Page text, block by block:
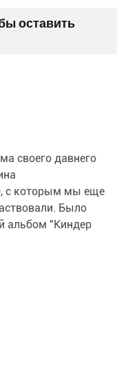
оставить
своего давнего
с которым мы еще
Было
альбом "Киндер
не напишу =)
о ПП, как о
шаги в